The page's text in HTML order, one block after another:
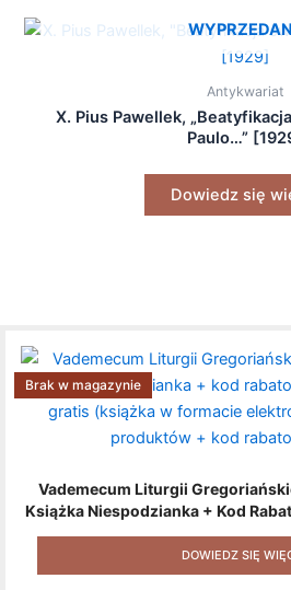
Antykwariat
X. Pius Pawellek,
Paulo…”
Dowiedz się
Vademecum Liturgii
Książka Niespodzianka + Kod
+ Gratis (książka W Formacie
Produktów + Kod
Brak w magazynie
DOWIEDZ SIĘ